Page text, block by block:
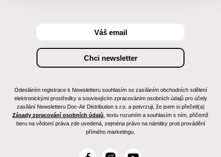
Odesláním registrace k Newsletteru souhlasím se zasíláním obchodních sdělení
elektronickými prostředky a souvisejícím zpracováním osobních údajů pro účely
zasílání Newsletteru Doc-Air Distribution s.r.o. a potvrzuji, že jsem si přečetl(a)
Zásady zpracování osobních údajů , textu rozumím a souhlasím s ním, přičemž
beru na vědomí práva zde uvedená, zejména právo na námitky proti provádění
přímého marketingu.